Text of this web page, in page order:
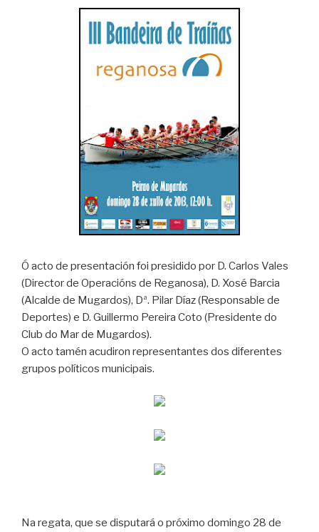
Ó acto de presentación foi presidido por D. Carlos Vales
(Director de Operacións de Reganosa), D. Xosé Barcia
(Alcalde de Mugardos), Dª. Pilar Díaz (Responsable de
Deportes) e D. Guillermo Pereira Coto (Presidente do
Club do Mar de Mugardos).
O acto tamén acudiron representantes dos diferentes
grupos políticos municipais.
Na regata, que se disputará o próximo domingo 28 de